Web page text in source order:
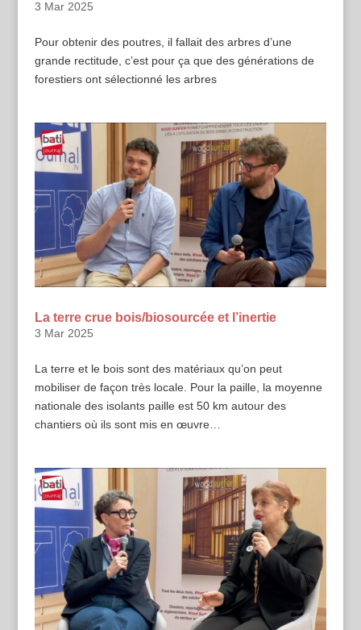
3 Mar 2025
Pour obtenir des poutres, il fallait des arbres d’une
grande rectitude, c’est pour ça que des générations de
forestiers ont sélectionné les arbres
La terre crue bois/biosourcée et l’inertie
3 Mar 2025
La terre et le bois sont des matériaux qu’on peut
mobiliser de façon très locale. Pour la paille, la moyenne
nationale des isolants paille est 50 km autour des
chantiers où ils sont mis en œuvre…